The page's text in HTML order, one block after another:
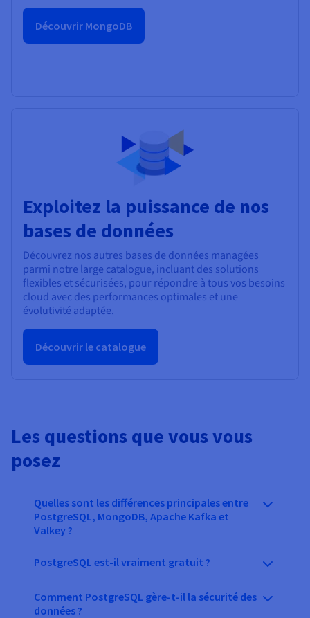
Découvrir MongoDB
Exploitez la puissance de nos
bases de données
Découvrez nos autres bases de données managées
parmi notre large catalogue, incluant des solutions
flexibles et sécurisées, pour répondre à tous vos besoins
cloud avec des performances optimales et une
évolutivité adaptée.
Découvrir le catalogue
Les questions que vous vous
posez
Quelles sont les différences principales entre
PostgreSQL, MongoDB, Apache Kafka et
Valkey ?
PostgreSQL est-il vraiment gratuit ?
Comment PostgreSQL gère-t-il la sécurité des
données ?